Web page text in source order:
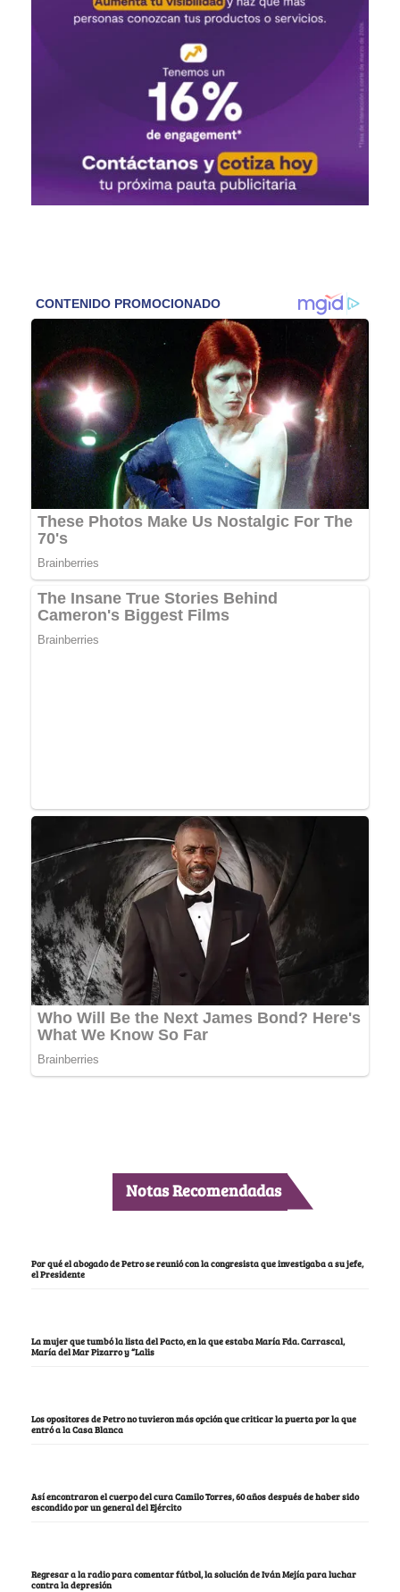
Notas Recomendadas
Por qué el abogado de Petro se reunió con la congresista que investigaba a su jefe,
el Presidente
La mujer que tumbó la lista del Pacto, en la que estaba María Fda. Carrascal,
María del Mar Pizarro y “Lalis
Los opositores de Petro no tuvieron más opción que criticar la puerta por la que
entró a la Casa Blanca
Así encontraron el cuerpo del cura Camilo Torres, 60 años después de haber sido
escondido por un general del Ejército
Regresar a la radio para comentar fútbol, la solución de Iván Mejía para luchar
contra la depresión